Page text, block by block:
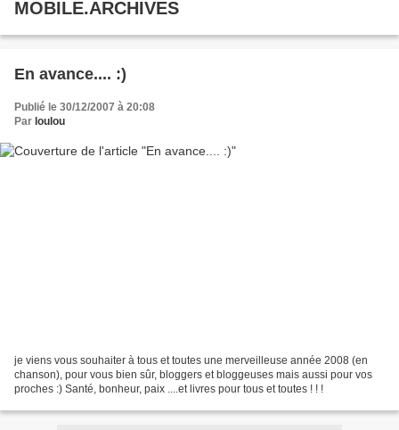
MOBILE.ARCHIVES
En avance.... :)
Publié le 30/12/2007 à 20:08
Par loulou
je viens vous souhaiter à tous et toutes une merveilleuse année 2008 (en
chanson), pour vous bien sûr, bloggers et bloggeuses mais aussi pour vos
proches :) Santé, bonheur, paix ....et livres pour tous et toutes ! ! !